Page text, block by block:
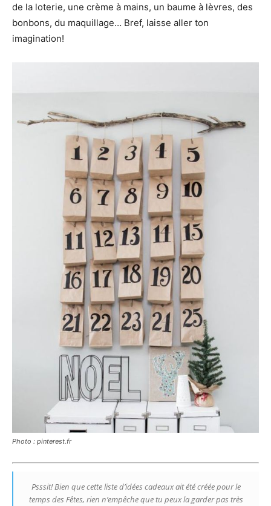
de la loterie, une crème à mains, un baume à lèvres, des
bonbons, du maquillage… Bref, laisse aller ton
imagination!
Photo : pinterest.fr
Psssit! Bien que cette liste d’idées cadeaux ait été créée pour le
temps des Fêtes, rien n’empêche que tu peux la garder pas très